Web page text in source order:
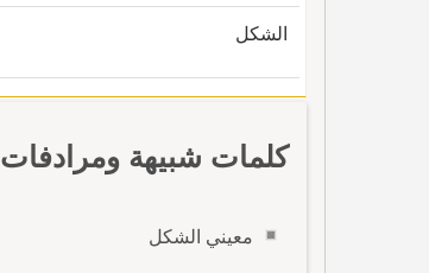
الشكل
كلمات شبيهة ومرادفات
معيني الشكل